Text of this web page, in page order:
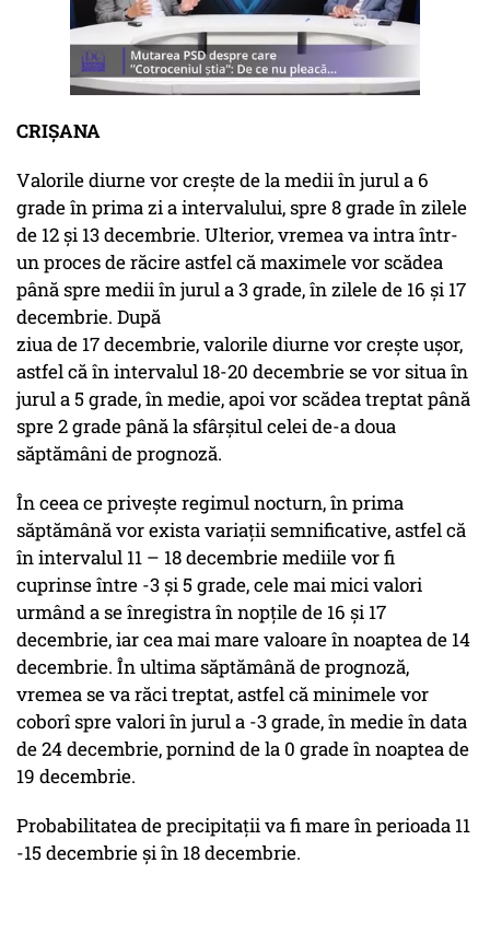
CRIȘANA
Valorile diurne vor crește de la medii în jurul a 6
grade în prima zi a intervalului, spre 8 grade în zilele
de 12 și 13 decembrie. Ulterior, vremea va intra într-
un proces de răcire astfel că maximele vor scădea
până spre medii în jurul a 3 grade, în zilele de 16 și 17
decembrie. După
ziua de 17 decembrie, valorile diurne vor crește ușor,
astfel că în intervalul 18-20 decembrie se vor situa în
jurul a 5 grade, în medie, apoi vor scădea treptat până
spre 2 grade până la sfârșitul celei de-a doua
săptămâni de prognoză.
În ceea ce privește regimul nocturn, în prima
săptămână vor exista variații semnificative, astfel că
în intervalul 11 – 18 decembrie mediile vor fi
cuprinse între -3 și 5 grade, cele mai mici valori
urmând a se înregistra în nopțile de 16 și 17
decembrie, iar cea mai mare valoare în noaptea de 14
decembrie. În ultima săptămână de prognoză,
vremea se va răci treptat, astfel că minimele vor
coborî spre valori în jurul a -3 grade, în medie în data
de 24 decembrie, pornind de la 0 grade în noaptea de
19 decembrie.
Probabilitatea de precipitații va fi mare în perioada 11
-15 decembrie și în 18 decembrie.